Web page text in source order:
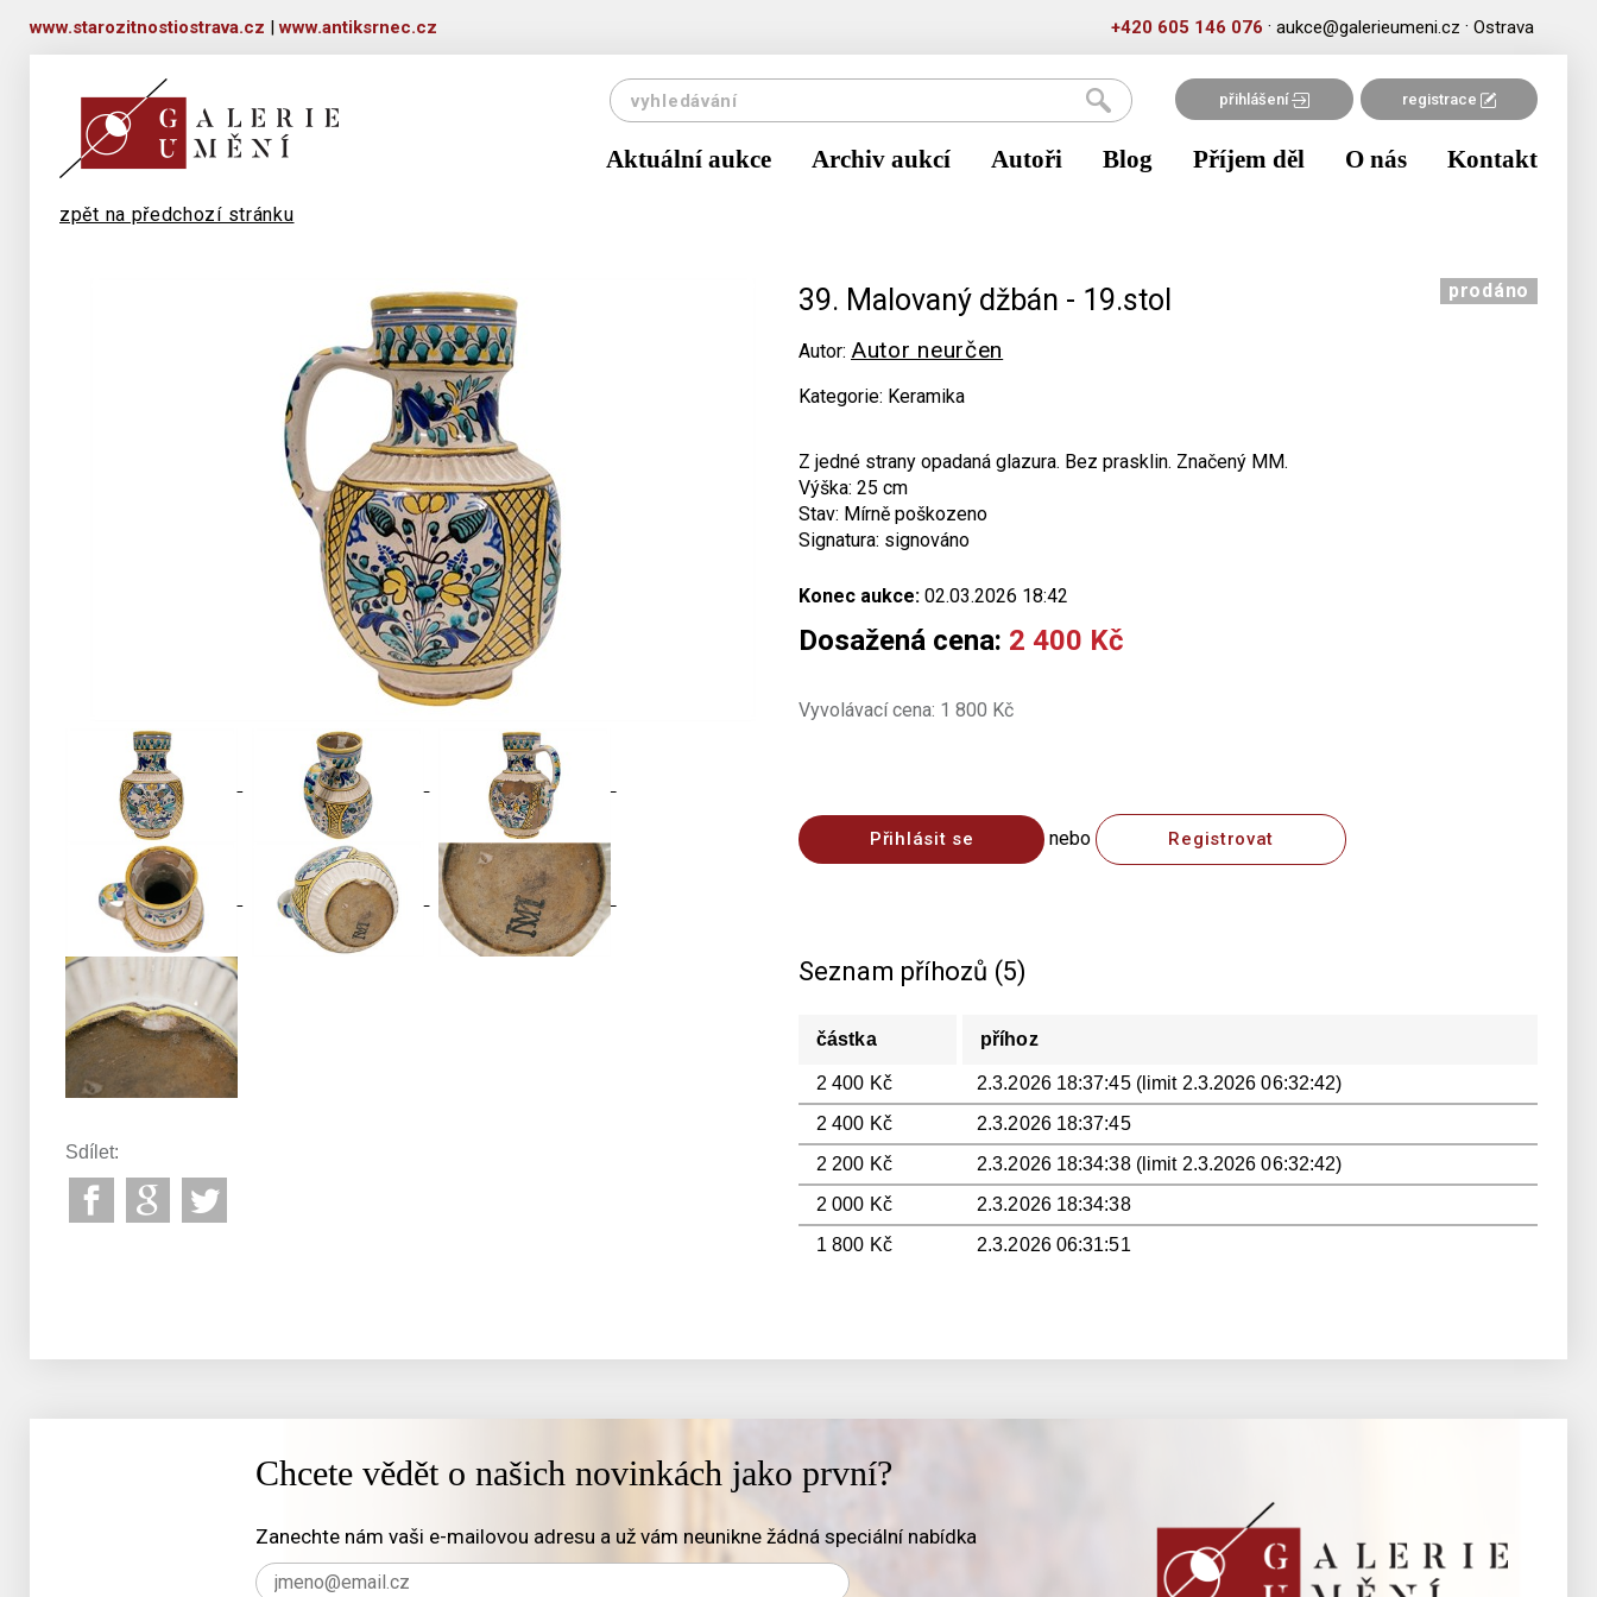
www.starozitnostiostrava.cz |www.antiksrnec.cz +420 605 146 076 · aukce@galerieumeni.cz · Ostrava
přihlášení registrace
Aktuální aukce Archiv aukcí Autoři Blog Příjem děl O nás Kontakt
zpět na předchozí stránku
39. Malovaný džbán - 19.stol
Autor: Autor neurčen
Kategorie: Keramika
prodáno
Z jedné strany opadaná glazura. Bez prasklin. Značený MM.
Výška: 25 cm
Stav: Mírně poškozeno
Signatura: signováno
Konec aukce: 02.03.2026 18:42
Dosažená cena: 2 400 Kč
Vyvolávací cena: 1 800 Kč
Přihlásit se nebo Registrovat
Seznam příhozů (5)
částka příhoz
2 400 Kč
2.3.2026 18:37:45 (limit 2.3.2026 06:32:42)
2 400 Kč
2.3.2026 18:37:45
2 200 Kč
2.3.2026 18:34:38 (limit 2.3.2026 06:32:42)
2 000 Kč
2.3.2026 18:34:38
1 800 Kč
2.3.2026 06:31:51
Sdílet:
Chcete vědět o našich novinkách jako první?
Zanechte nám vaši e-mailovou adresu a už vám neunikne žádná speciální nabídka